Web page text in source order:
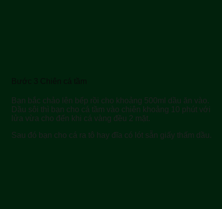
Bước 3 Chiên cá tầm
Bạn bắc chảo lên bếp rồi cho khoảng 500ml dầu ăn vào.
Dầu sôi thì bạn cho cá tầm vào chiên khoảng 10 phút với
lửa vừa cho đến khi cá vàng đều 2 mặt.
Sau đó bạn cho cá ra tô hay đĩa có lót sẵn giấy thấm dầu.